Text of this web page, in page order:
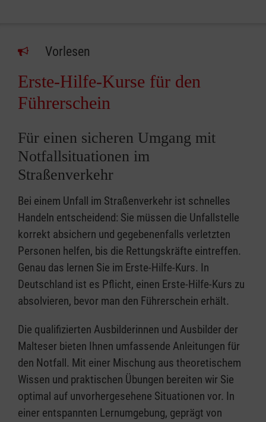
Vorlesen
Erste-Hilfe-Kurse für den
Führerschein
Für einen sicheren Umgang mit
Notfallsituationen im
Straßenverkehr
Bei einem Unfall im Straßenverkehr ist schnelles
Handeln entscheidend: Sie müssen die Unfallstelle
korrekt absichern und gegebenenfalls verletzten
Personen helfen, bis die Rettungskräfte eintreffen.
Genau das lernen Sie im Erste-Hilfe-Kurs. In
Deutschland ist es Pflicht, einen Erste-Hilfe-Kurs zu
absolvieren, bevor man den Führerschein erhält.
Die qualifizierten Ausbilderinnen und Ausbilder der
Malteser bieten Ihnen umfassende Anleitungen für
den Notfall. Mit einer Mischung aus theoretischem
Wissen und praktischen Übungen bereiten wir Sie
optimal auf unvorhergesehene Situationen vor. In
einer entspannten Lernumgebung, geprägt von